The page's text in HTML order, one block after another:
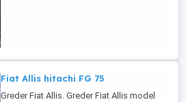
Fiat Allis hitachi FG 75
Greder Fiat Allis. Greder Fiat Allis model